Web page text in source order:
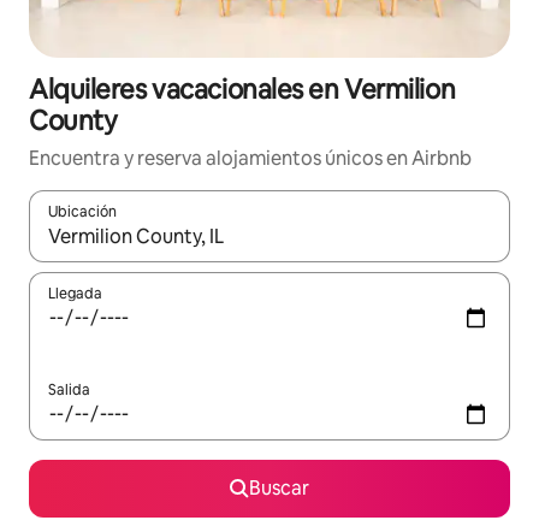
Alquileres vacacionales en Vermilion
County
Encuentra y reserva alojamientos únicos en Airbnb
Ubicación
Cuando los resultados estén disponibles, navega con las
Llegada
Salida
Buscar